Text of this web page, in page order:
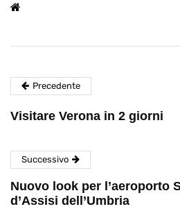
Precedente
Visitare Verona in 2 giorni
Successivo
Nuovo look per l’aeroporto
d’Assisi dell’Umbria